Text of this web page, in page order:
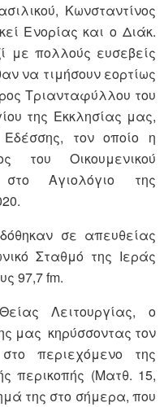
Κωνσταντίνος
Ενορίας και ο Διάκ.
με πολλούς ευσεβείς
να τιμήσουν εορτίως
Τριανταφύλλου του
της Εκκλησίας μας,
Εδέσσης, τον οποίο η
του Οικουμενικού
Αγιολόγιο της
σε απευθείας
Σταθμό της Ιεράς
97,7 fm.
Λειτουργίας, ο
μας κηρύσσοντας τον
περιεχόμενο της
περικοπής (Ματθ. 15,
της στο σήμερα, που